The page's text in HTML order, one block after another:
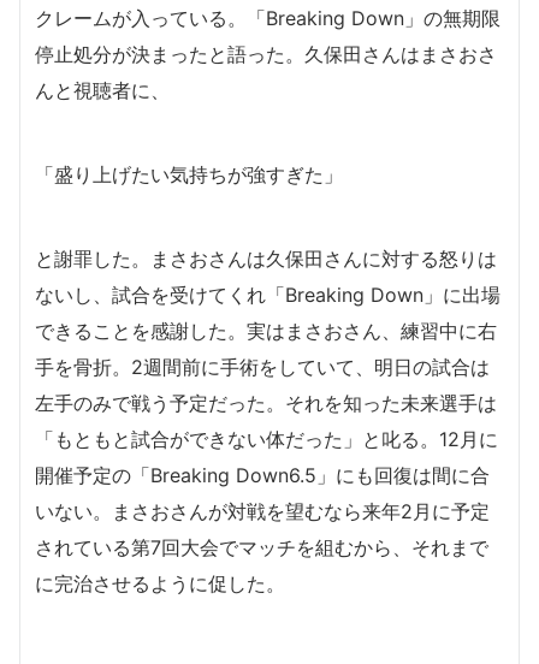
クレームが入っている。「Breaking Down」の無期限
停止処分が決まったと語った。久保田さんはまさおさ
んと視聴者に、
「盛り上げたい気持ちが強すぎた」
と謝罪した。まさおさんは久保田さんに対する怒りは
ないし、試合を受けてくれ「Breaking Down」に出場
できることを感謝した。実はまさおさん、練習中に右
手を骨折。2週間前に手術をしていて、明日の試合は
左手のみで戦う予定だった。それを知った未来選手は
「もともと試合ができない体だった」と叱る。12月に
開催予定の「Breaking Down6.5」にも回復は間に合
いない。まさおさんが対戦を望むなら来年2月に予定
されている第7回大会でマッチを組むから、それまで
に完治させるように促した。